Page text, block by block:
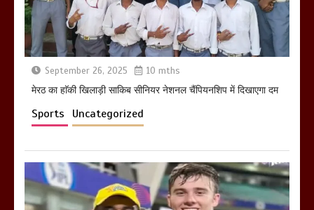
March 11, 2025
September 26, 2025 10 mths
मेरठ का हाॅकी खिलाड़ी साकिब सीनियर नेशनल चैंपियनशिप में दिखाएगा दम
Sports Uncategorized